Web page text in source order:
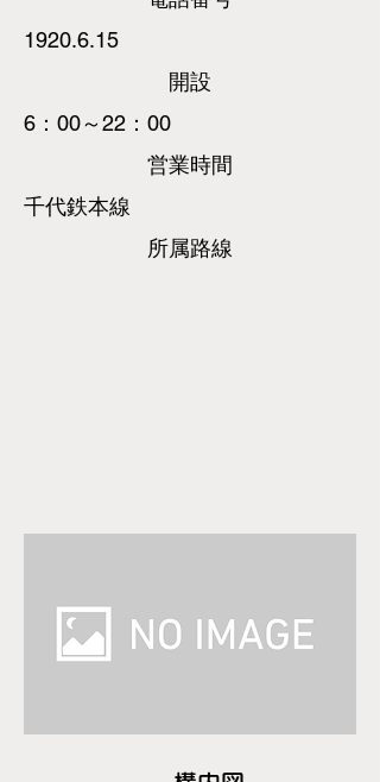
1920.6.15
​開設
6：00～22：00
営業時間
千代鉄本線
所属路線